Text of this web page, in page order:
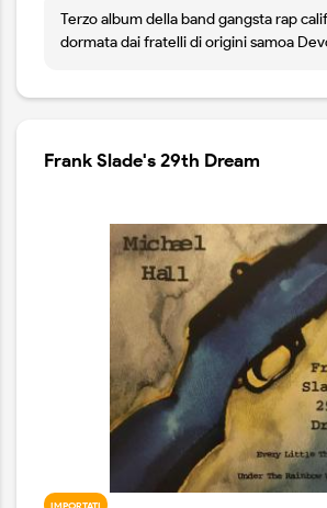
Terzo album della band gangsta rap
dormata dai fratelli di origini samoa
Frank Slade's 29th Dream
IMPORTATI